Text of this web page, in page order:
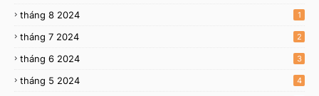
tháng 8 2024 1
tháng 7 2024 2
tháng 6 2024 3
tháng 5 2024 4